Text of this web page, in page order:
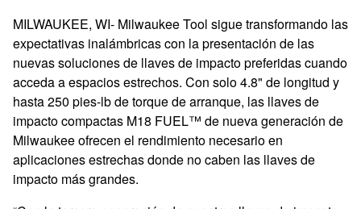
MILWAUKEE, WI- Milwaukee Tool sigue transformando las
expectativas inalámbricas con la presentación de las
nuevas soluciones de llaves de impacto preferidas cuando
acceda a espacios estrechos. Con solo 4.8" de longitud y
hasta 250 pies-lb de torque de arranque, las llaves de
impacto compactas M18 FUEL™ de nueva generación de
Milwaukee ofrecen el rendimiento necesario en
aplicaciones estrechas donde no caben las llaves de
impacto más grandes.